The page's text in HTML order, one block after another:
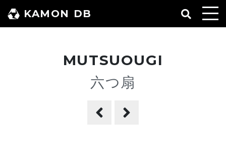
ン
KAMON DB
MUTSUOUGI
六つ扇